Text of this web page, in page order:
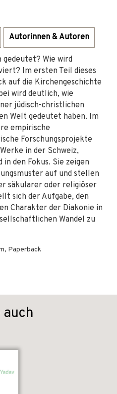
Autorinnen & Autoren
gedeutet? Wie wird
Im ersten Teil dieses
auf die Kirchengeschichte
wird deutlich, wie
jüdisch-christlichen
Welt gedeutet haben. Im
empirische
Forschungsprojekte
in der Schweiz,
den Fokus. Sie zeigen
auf und stellen
säkularer oder religiöser
sich der Aufgabe, den
Charakter der Diakonie in
Wandel zu
Paperback
auch